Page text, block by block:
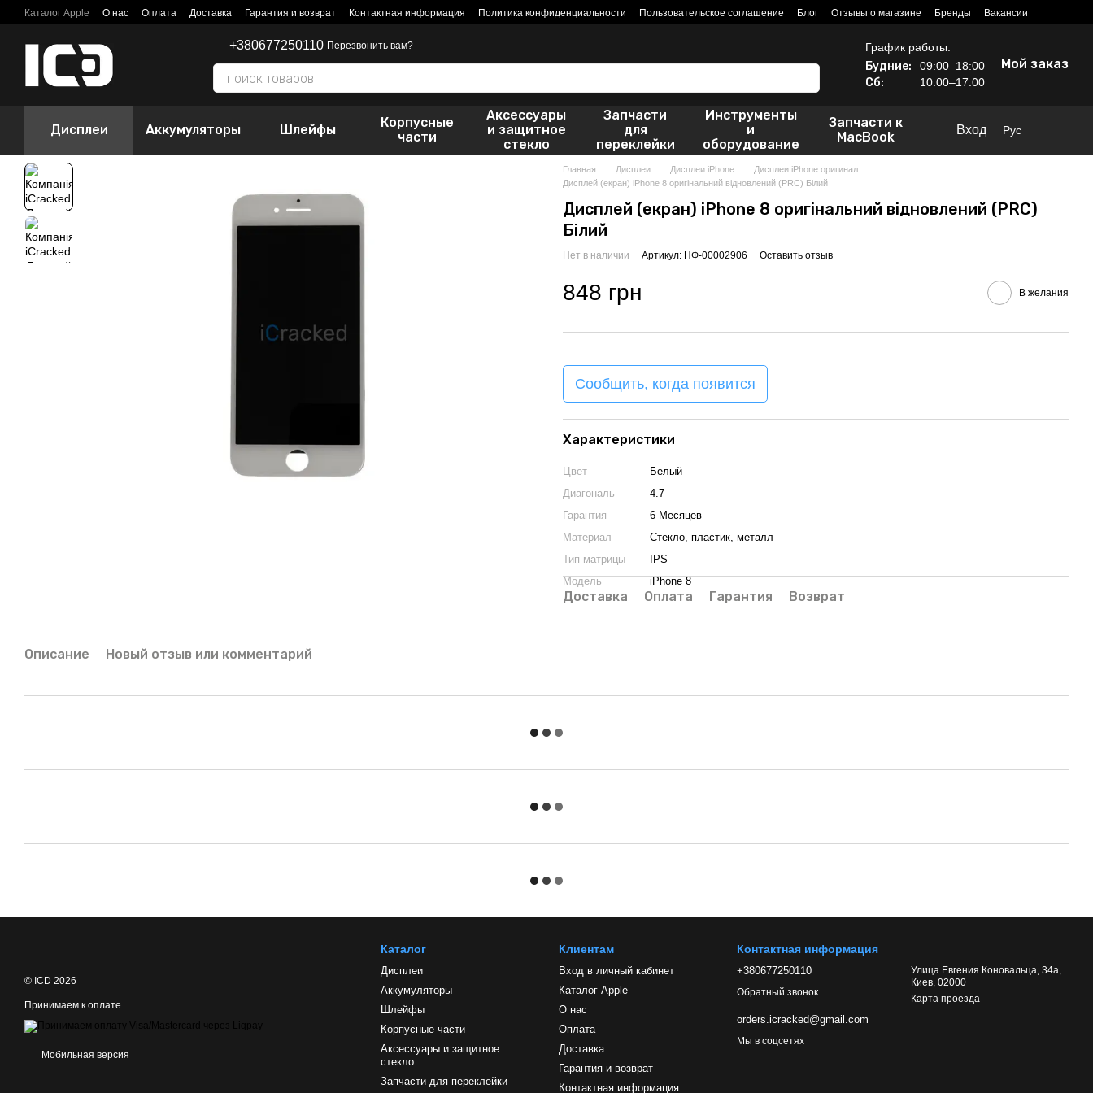
Перейти к основному контенту
Каталог Apple О нас Оплата Доставка Гарантия и возврат Контактная информация Политика конфиденциальности Пользовательское соглашение Блог Отзывы о магазине Бренды Вакансии
+380677250110 Перезвонить вам? График работы:
Будние: 09:00–18:00
Сб: 10:00–17:00
Мой заказ
Дисплеи Аккумуляторы Шлейфы
Корпусные
части
Аксессуары
и защитное
стекло
Запчасти
для
переклейки
Инструменты
и
оборудование
Запчасти к
MacBook
Вход Рус
Главная Дисплеи Дисплеи iPhone
Дисплеи iPhone оригинал
Дисплей (екран) iPhone 8 оригінальний відновлений (PRC) Білий
Дисплей (екран) iPhone 8 оригінальний відновлений (PRC)
Білий
Нет в наличии Артикул: НФ-00002906 Оставить отзыв
848 грн В желания
Сообщить, когда появится
Характеристики
Цвет
Белый
Диагональ
4.7
Гарантия
6 Месяцев
Материал
Стекло, пластик, металл
Тип матрицы
IPS
Модель
iPhone 8
Доставка Оплата Гарантия Возврат
Описание Новый отзыв или комментарий
© ICD 2026
Принимаем к оплате
Мобильная версия
Каталог
Дисплеи
Аккумуляторы
Шлейфы
Корпусные части
Аксессуары и защитное
стекло
Запчасти для переклейки
Клиентам
Вход в личный кабинет
Каталог Apple
О нас
Оплата
Доставка
Гарантия и возврат
Контактная информация
Контактная информация
+380677250110
Обратный звонок
orders.icracked@gmail.com
Улица Евгения Коновальца, 34а,
Киев, 02000
Карта проезда
Мы в соцсетях